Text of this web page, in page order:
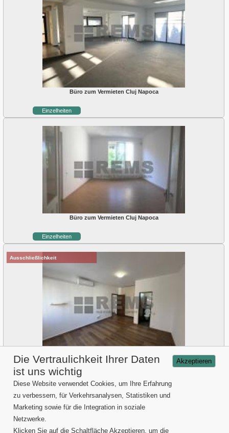
Büro zum Vermieten Cluj Napoca
Einzelheiten
Büro zum Vermieten Cluj Napoca
Einzelheiten
Ausschließlichkeit
Büro zum Vermieten Cluj Napoca
Einzelheiten
Verkauf von Eigentümer Cluj
Vermieten von Eigentümer Cluj
Imobilliendienstleistungen
Die Vertraulichkeit Ihrer Daten
ist uns wichtig
Diese Website verwendet Cookies, um Ihre Erfahrung
zu verbessern, für Verkehrsanalysen, Statistiken und
Marketing sowie für die Integration in soziale
Netzwerke.
Klicken Sie auf die Schaltfläche Akzeptieren, um die
Akzeptieren